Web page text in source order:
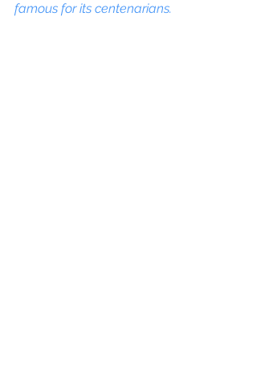
famous for its centenarians.